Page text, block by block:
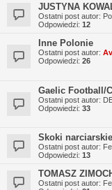
JUSTYNA
Ostatni post autor:
Odpowiedzi: 12
Inne Polonie
Ostatni post autor:
Odpowiedzi: 26
Gaelic Football/
Ostatni post autor:
Odpowiedzi: 33
Skoki
Ostatni post autor:
Odpowiedzi: 13
TOMASZ
Ostatni post autor: